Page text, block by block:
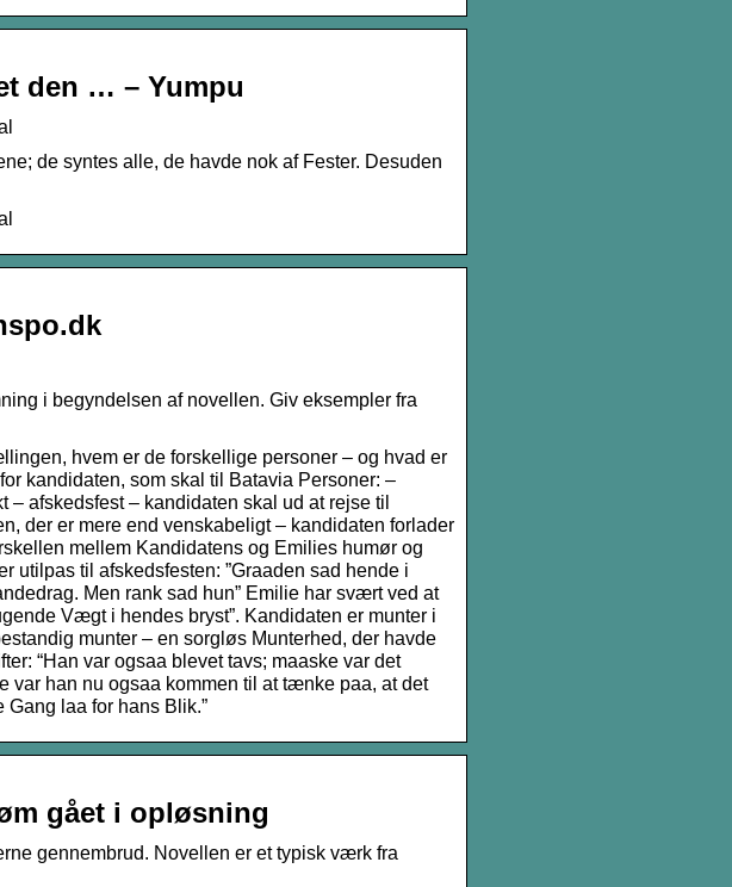
den … – Yumpu
de syntes alle, de havde nok af Fester. Desuden
i begyndelsen af novellen. Giv eksempler fra
hvem er de forskellige personer – og hvad er
kandidaten, som skal til Batavia Personer: –
afskedsfest – kandidaten skal ud at rejse til
der er mere end venskabeligt – kandidaten forlader
mellem Kandidatens og Emilies humør og
utilpas til afskedsfesten: ”Graaden sad hende i
Men rank sad hun” Emilie har svært ved at
Vægt i hendes bryst”. Kandidaten er munter i
munter – en sorgløs Munterhed, der havde
“Han var ogsaa blevet tavs; maaske var det
var han nu ogsaa kommen til at tænke paa, at det
laa for hans Blik.”
gået i opløsning
gennembrud. Novellen er et typisk værk fra